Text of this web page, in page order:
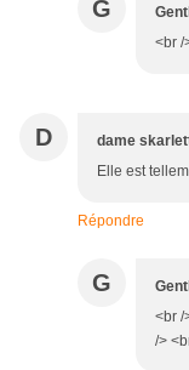
G
<br /
D dame
Elle est
Répondre
G
<br /
/>